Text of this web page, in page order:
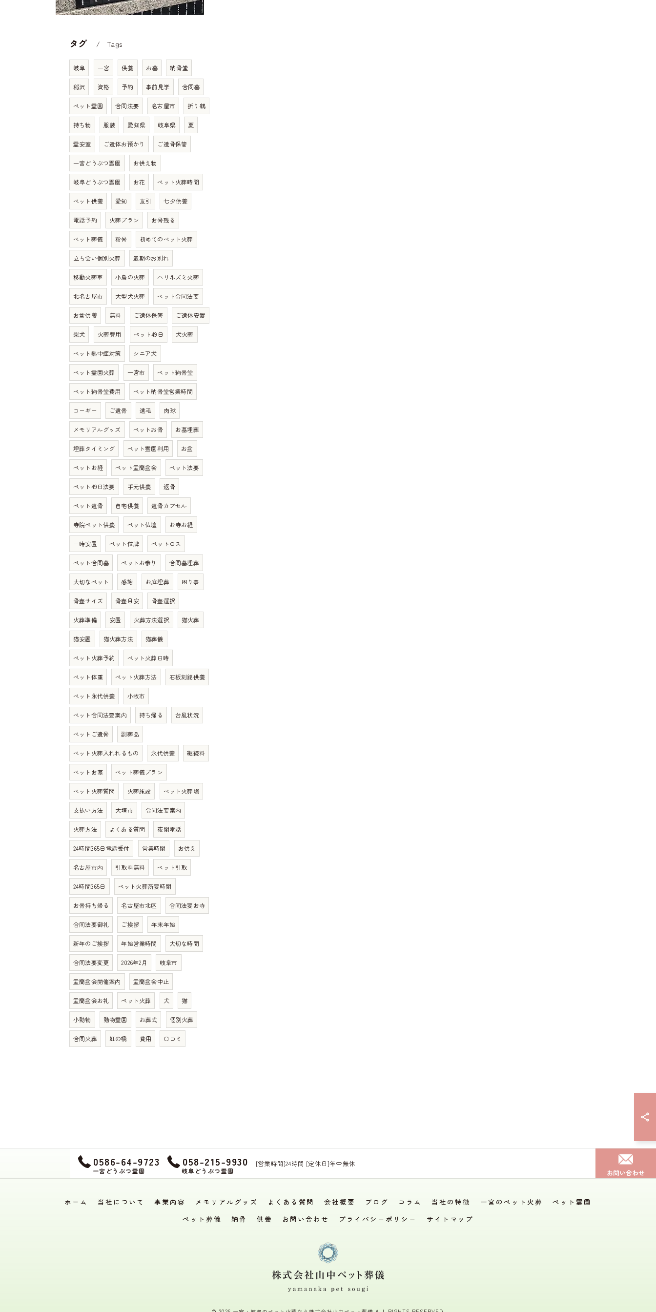
タグ Tags
岐阜 一宮 供養 お墓 納骨堂
稲沢 資格 予約 事前見学 合同墓
ペット霊園 合同法要 名古屋市 折り鶴
持ち物 服装 愛知県 岐阜県 夏
霊安室 ご遺体お預かり ご遺骨保管
一宮どうぶつ霊園 お供え物
岐阜どうぶつ霊園 お花 ペット火葬時間
ペット供養 愛知 友引 七夕供養
電話予約 火葬プラン お骨残る
ペット葬儀 粉骨 初めてのペット火葬
立ち会い個別火葬 最期のお別れ
移動火葬車 小鳥の火葬 ハリネズミ火葬
北名古屋市 大型犬火葬 ペット合同法要
お盆供養 無料 ご遺体保管 ご遺体安置
柴犬 火葬費用 ペット49日 犬火葬
ペット熱中症対策 シニア犬
ペット霊園火葬 一宮市 ペット納骨堂
ペット納骨堂費用 ペット納骨堂営業時間
コーギー ご遺骨 遺毛 肉球
メモリアルグッズ ペットお骨 お墓埋葬
埋葬タイミング ペット霊園利用 お盆
ペットお経 ペット盂蘭盆会 ペット法要
ペット49日法要 手元供養 返骨
ペット遺骨 自宅供養 遺骨カプセル
寺院ペット供養 ペット仏壇 お寺お経
一時安置 ペット位牌 ペットロス
ペット合同墓 ペットお参り 合同墓埋葬
大切なペット 感謝 お庭埋葬 困り事
骨壺サイズ 骨壺目安 骨壺選択
火葬準備 安置 火葬方法選択 猫火葬
猫安置 猫火葬方法 猫葬儀
ペット火葬予約 ペット火葬日時
ペット体重 ペット火葬方法 石板刻銘供養
ペット永代供養 小牧市
ペット合同法要案内 持ち帰る 台風状況
ペットご遺骨 副葬品
ペット火葬入れれるもの 永代供養 継続料
ペットお墓 ペット葬儀プラン
ペット火葬質問 火葬施設 ペット火葬場
支払い方法 大垣市 合同法要案内
火葬方法 よくある質問 夜間電話
24時間365日電話受付 営業時間 お供え
名古屋市内 引取料無料 ペット引取
24時間365日 ペット火葬所要時間
お骨持ち帰る 名古屋市北区 合同法要お寺
合同法要御礼 ご挨拶 年末年始
新年のご挨拶 年始営業時間 大切な時間
合同法要変更 2026年2月 岐阜市
盂蘭盆会開催案内 盂蘭盆会中止
盂蘭盆会お礼 ペット火葬 犬 猫
小動物 動物霊園 お葬式 個別火葬
合同火葬 虹の橋 費用 口コミ
0586-64-9723
一宮どうぶつ霊園
058-215-9930
岐阜どうぶつ霊園
[営業時間]24時間 [定休日]年中無休
お問い合わせ
ホーム 当社について 事業内容 メモリアルグッズ よくある質問 会社概要 ブログ コラム 当社の特徴 一宮のペット火葬
ペット霊園
ペット葬儀
納骨 供養 お問い合わせ プライバシーポリシー サイトマップ